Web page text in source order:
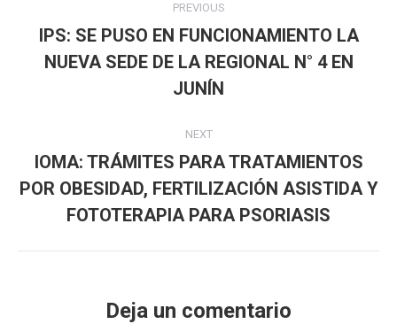
navigation
PREVIOUS
Previous
post:
IPS: SE PUSO EN FUNCIONAMIENTO LA
NUEVA SEDE DE LA REGIONAL N° 4 EN
JUNÍN
NEXT
Next
post:
IOMA: TRÁMITES PARA TRATAMIENTOS
POR OBESIDAD, FERTILIZACIÓN ASISTIDA Y
FOTOTERAPIA PARA PSORIASIS
Deja un comentario